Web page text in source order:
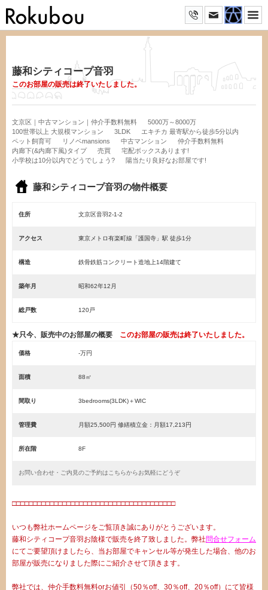
藤和シティコープ音羽
このお部屋の販売は終了いたしました。
文京区｜中古マンション｜仲介手数料無料
5000万～8000万
100世帯以上 大規模マンション
3LDK
エキチカ 最寄駅から徒歩5分以内
ペット飼育可
リノベmansions 中古マンション
仲介手数料無料
内廊下(&内廊下風)タイプ
売買
宅配ボックスあります!
小学校は10分以内でどうでしょう?
陽当たり良好なお部屋です!
藤和シティコープ音羽の物件概要
住所 文京区音羽2-1-2
アクセス 東京メトロ有楽町線「護国寺」駅 徒歩1分
構造 鉄骨鉄筋コンクリート造地上14階建て
築年月 昭和62年12月
総戸数 120戸
★只今、販売中のお部屋の概要 このお部屋の販売は終了いたしました。
価格 -万円
面積 88㎡
間取り 3bedrooms(3LDK)＋WIC
管理費 月額25,500円 修繕積立金：月額17,213円
所在階 8F
お問い合わせ・ご内見のご予約はこちらからお気軽にどうぞ
□□□□□□□□□□□□□□□□□□□□□□□□□□□□□□□□□□□□□□□
いつも弊社ホームページをご覧頂き誠にありがとうございます。
藤和シティコープ音羽お陰様で販売を終了致しました。弊社問合せフォーム
にてご要望頂けましたら、当お部屋でキャンセル等が発生した場合、他のお
部屋が販売になりました際にご紹介させて頂きます。
弊社では、仲介手数料無料orお値引（50％off、30％off、20％off）にて皆様